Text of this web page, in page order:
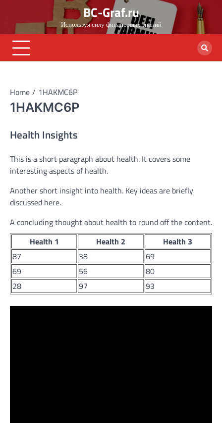
content
BC-Graf.ru
Используя силу финансовых знаний
Home 1HAKMC6P
1HAKMC6P
Health Insights
This is a short paragraph about health. It covers some
interesting aspects of health.
Another short insight into health. Key ideas are briefly
discussed here.
A concluding thought about health to round off the content.
Health 1
Health 2
Health 3
87
38
69
69
56
80
28
97 93